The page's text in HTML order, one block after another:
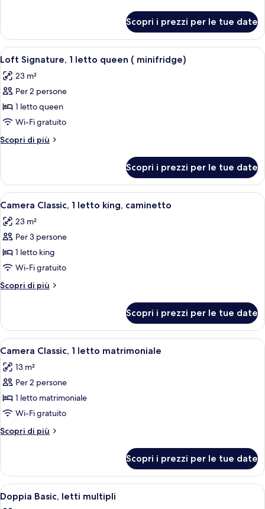
(minifridge
&
connecting
room)
Signature,
letto
(minifridge
&
room)
Scopri i prezzi per le tue date
Apri
tutte
le
foto
per
Loft
Signature,
1
queen
minifridge)
Loft Signature, 1 letto queen (
5
Loft Signature, 1 letto queen ( minifridge)
23 m²
Per 2 persone
1 letto queen
Wi-Fi gratuito
Scopri di più
Altri
Signature,
letto
minifridge)
Scopri i prezzi per le tue date
Apri
tutte
le
foto
per
Camera
Classic,
1
king,
caminetto
Camera Classic, 1 letto king,
3
Camera Classic, 1 letto king, caminetto
23 m²
Per 3 persone
1 letto king
Wi-Fi gratuito
Scopri di più
Altri
Classic,
letto
caminetto
Scopri i prezzi per le tue date
Apri
tutte
le
foto
per
Camera
Classic,
1
matrimoniale
4
Camera Classic, 1 letto matrimoniale
13 m²
Per 2 persone
1 letto matrimoniale
Wi-Fi gratuito
Scopri di più
Altri
Classic,
letto
matrimoniale
Scopri i prezzi per le tue date
Apri
tutte
Doppia Basic, letti multipli | Wi-Fi
4
Doppia Basic, letti multipli